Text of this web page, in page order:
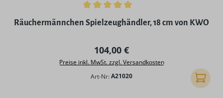
Durchschnittliche Bewertung von 5 von 5 Sternen
Räuchermännchen Spielzeughändler, 18 cm von KWO
Regulärer Preis:
104,00 €
Preise inkl. MwSt. zzgl. Versandkosten
Art-Nr:A21020 In den